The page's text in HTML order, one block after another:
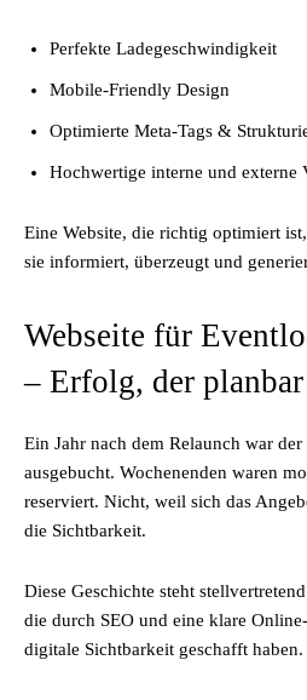
Perfekte Ladegeschwindigkeit
Mobile-Friendly Design
Optimierte Meta-Tags &
Hochwertige interne und externe
Eine Website, die richtig optimiert
sie informiert, überzeugt und
Webseite für
– Erfolg, der
Ein Jahr nach dem Relaunch war der
ausgebucht. Wochenenden waren
reserviert. Nicht, weil sich das
die Sichtbarkeit.
Diese Geschichte steht
die durch SEO und eine klare
digitale Sichtbarkeit geschafft haben.